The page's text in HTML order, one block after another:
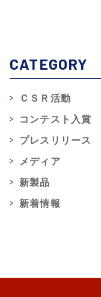
CATEGORY
ＣＳＲ活動
コンテスト入賞
プレスリリース
メディア
新製品
新着情報